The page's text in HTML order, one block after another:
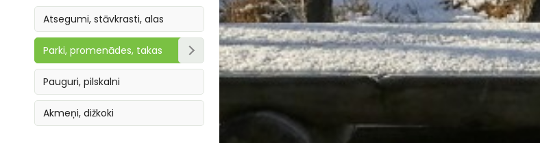
Atsegumi, stāvkrasti, alas
Parki, promenādes, takas
Parki, skvēri
Takas
Promenādes
Pauguri, pilskalni
Akmeņi, dižkoki